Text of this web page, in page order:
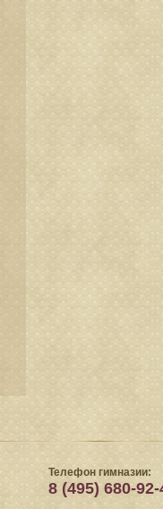
Телефон гимназии:
8 (495) 680-92-